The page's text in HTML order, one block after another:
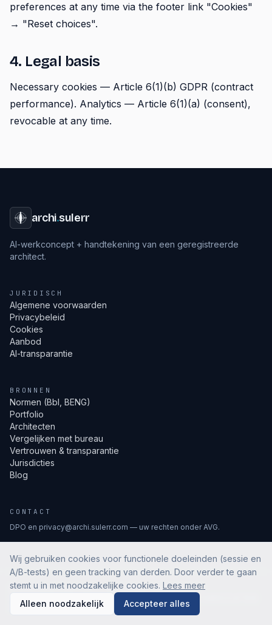
preferences at any time via the footer link "Cookies"
→ "Reset choices".
4. Legal basis
Necessary cookies — Article 6(1)(b) GDPR (contract
performance). Analytics — Article 6(1)(a) (consent),
revocable at any time.
archi.sulerr
AI-werkconcept + handtekening van een geregistreerde
architect.
JURIDISCH
Algemene voorwaarden
Privacybeleid
Cookies
Aanbod
AI-transparantie
BRONNEN
Normen (Bbl, BENG)
Portfolio
Architecten
Vergelijken met bureau
Vertrouwen & transparantie
Jurisdicties
Blog
CONTACT
DPO en privacy@archi.sulerr.com — uw rechten onder AVG.
©2026archi.sulerr.com —Alle rechten voorbehouden.
V0 · PUBLIC-REGISTER-ONLY · NO FABRICATED
COUNTERS
Wij gebruiken cookies voor functionele doeleinden (sessie en
A/B-tests) en geen tracking van derden. Door verder te gaan
stemt u in met noodzakelijke cookies. Lees meer
Alleen noodzakelijk
Accepteer alles